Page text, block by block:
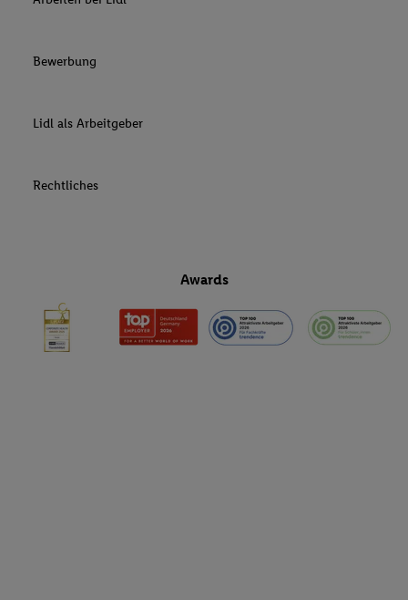
Bewerbung
Lidl als Arbeitgeber
Rechtliches
Awards